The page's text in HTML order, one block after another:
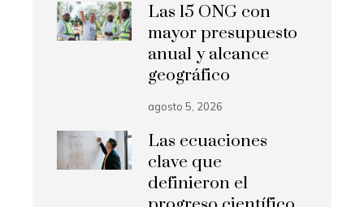
Las 15 ONG con
mayor presupuesto
anual y alcance
geográfico
agosto 5, 2026
Las ecuaciones
clave que
definieron el